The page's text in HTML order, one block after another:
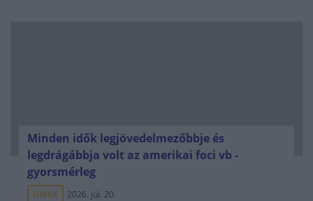
Minden idők legjövedelmezőbbje és
legdrágábbja volt az amerikai foci vb -
gyorsmérleg
HÍREK 2026. júl. 20.